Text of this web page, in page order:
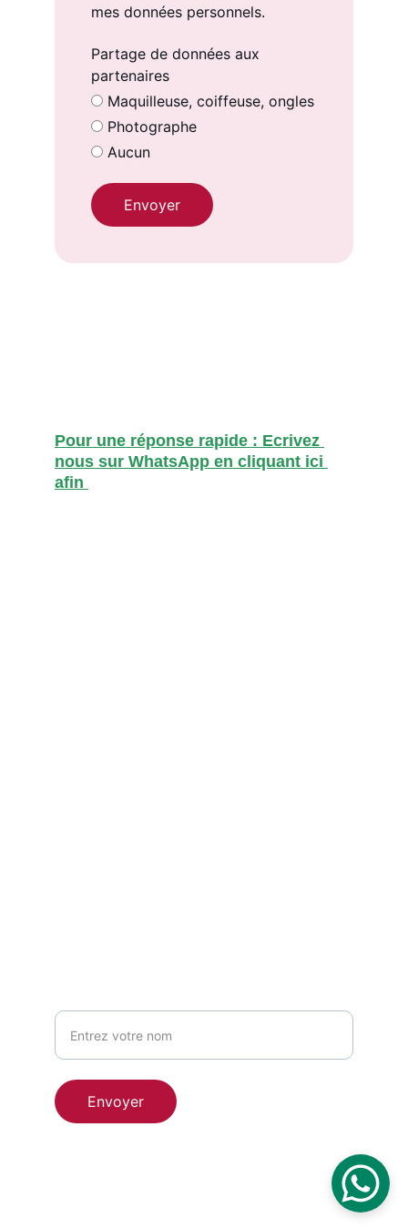
mes données personnels.
Partage de données aux
partenaires
Maquilleuse, coiffeuse, ongles
Photographe
Aucun
Envoyer
Pour une réponse rapide : Ecrivez
nous sur WhatsApp en cliquant ici
afin
Envoyer